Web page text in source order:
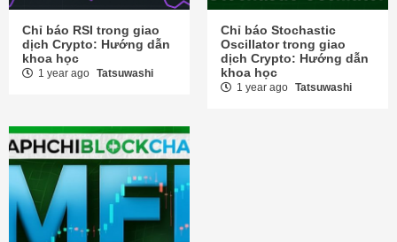
Chỉ báo RSI trong giao
dịch Crypto: Hướng dẫn
khoa học
1 year ago Tatsuwashi
Chỉ báo Stochastic
Oscillator trong giao
dịch Crypto: Hướng dẫn
khoa học
1 year ago Tatsuwashi